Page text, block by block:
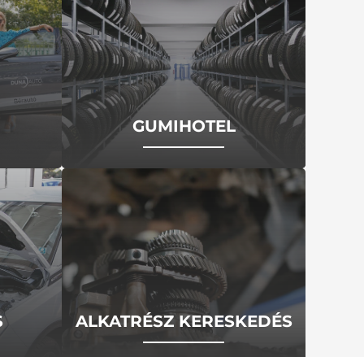
GUMIHOTEL
ALKATRÉSZ KERESKEDÉS